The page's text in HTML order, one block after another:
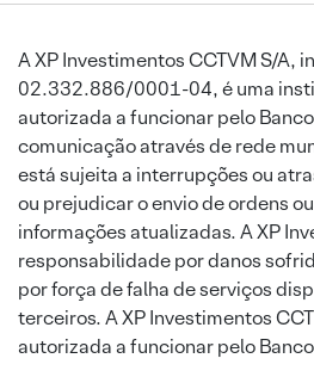
A XP Investimentos CCTVM S/A,
02.332.886/0001-04, é uma
autorizada a funcionar pelo
comunicação através de rede
está sujeita a interrupções ou
ou prejudicar o envio de ordens
informações atualizadas. A XP
responsabilidade por danos
por força de falha de serviços
terceiros. A XP Investimentos
autorizada a funcionar pelo